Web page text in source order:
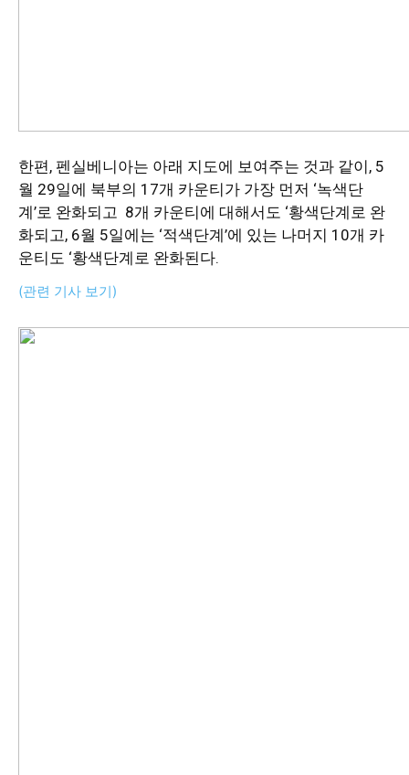
한편, 펜실베니아는 아래 지도에 보여주는 것과 같이, 5
월 29일에 북부의 17개 카운티가 가장 먼저 ‘녹색단
계’로 완화되고 8개 카운티에 대해서도 ‘황색단계로 완
화되고, 6월 5일에는 ‘적색단계’에 있는 나머지 10개 카
운티도 ‘황색단계로 완화된다.
(관련 기사 보기)